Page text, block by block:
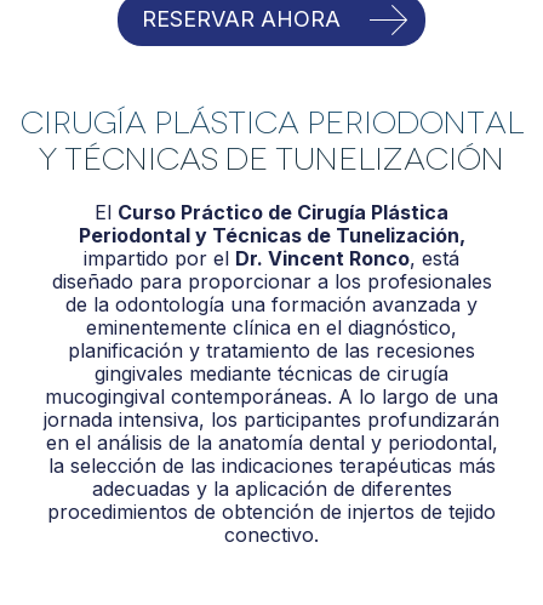
RESERVAR AHORA
Cirugía plástica periodontal
y técnicas de tunelización
El Curso Práctico de Cirugía Plástica
Periodontal y Técnicas de Tunelización,
impartido por el Dr. Vincent Ronco, está
diseñado para proporcionar a los profesionales
de la odontología una formación avanzada y
eminentemente clínica en el diagnóstico,
planificación y tratamiento de las recesiones
gingivales mediante técnicas de cirugía
mucogingival contemporáneas. A lo largo de una
jornada intensiva, los participantes profundizarán
en el análisis de la anatomía dental y periodontal,
la selección de las indicaciones terapéuticas más
adecuadas y la aplicación de diferentes
procedimientos de obtención de injertos de tejido
conectivo.